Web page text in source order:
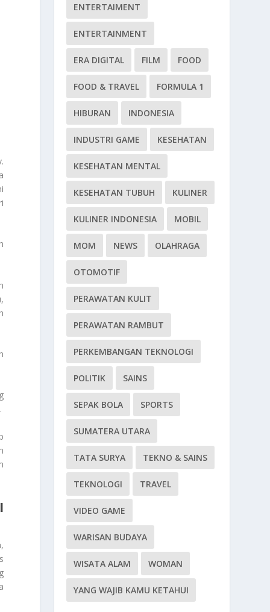
ENTERTAIMENT
ENTERTAINMENT
ERA DIGITAL FILM FOOD
FOOD & TRAVEL FORMULA 1
HIBURAN INDONESIA
INDUSTRI GAME KESEHATAN
KESEHATAN MENTAL
KESEHATAN TUBUH KULINER
KULINER INDONESIA MOBIL
MOM NEWS OLAHRAGA
OTOMOTIF
PERAWATAN KULIT
PERAWATAN RAMBUT
PERKEMBANGAN TEKNOLOGI
POLITIK SAINS
SEPAK BOLA SPORTS
SUMATERA UTARA
TATA SURYA TEKNO & SAINS
TEKNOLOGI TRAVEL
VIDEO GAME
WARISAN BUDAYA
WISATA ALAM WOMAN
YANG WAJIB KAMU KETAHUI